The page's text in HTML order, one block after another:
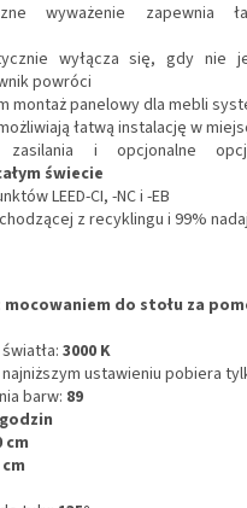
wyważenie zapewnia
wyłącza się, gdy nie
powróci
montaż panelowy dla mebli
łatwą instalację w
zasilania i opcjonalne
świecie
LEED-CI, -NC i -EB
z recyklingu i 99%
mocowaniem do stołu za
3000 K
ustawieniu pobiera
barw: 89
cm